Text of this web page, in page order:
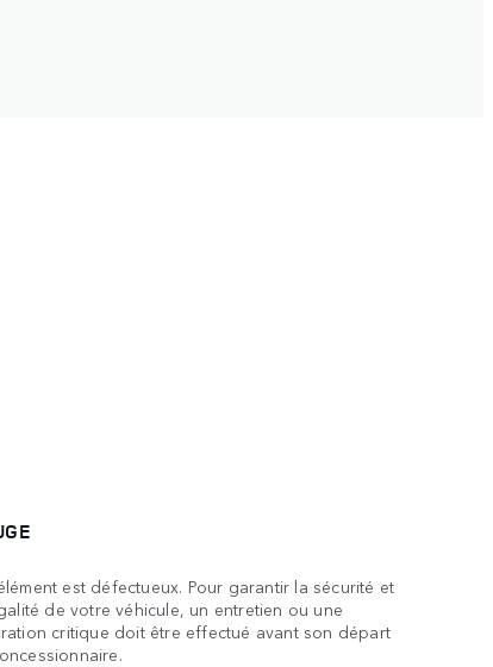
est défectueux. Pour garantir la sécurité et
de votre véhicule, un entretien ou une
critique doit être effectué avant son départ